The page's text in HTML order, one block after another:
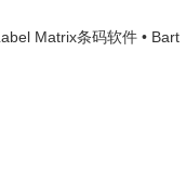
Matrix条码软件 • Bart